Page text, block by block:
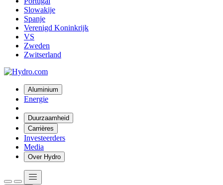
Slowakije
Spanje
Verenigd Koninkrijk
VS
Zweden
Zwitserland
Aluminium
Energie
Duurzaamheid
Carrières
Investeerders
Media
Over Hydro